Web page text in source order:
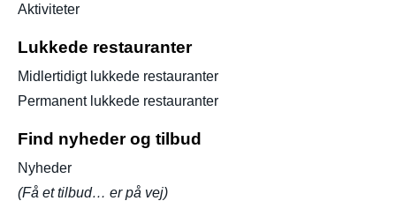
Aktiviteter
Lukkede restauranter
Midlertidigt lukkede restauranter
Permanent lukkede restauranter
Find nyheder og tilbud
Nyheder
(Få et tilbud… er på vej)